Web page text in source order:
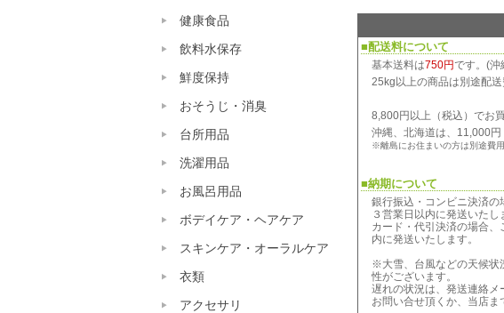
■配送料について
基本送料は750円です。(沖
25kg以上の商品は別途配送
8,800円以上（税込）でお
沖縄、北海道は、11,000
※離島にお住まいの方は別途費
■納期について
銀行振込・コンビニ決済の
３営業日以内に発送いたし
カード・代引決済の場合
内に発送いたします。
※大雪、台風などの天候状
性がございます。
遅れの状況は、発送連絡メ
お問い合せ頂くか、当店ま
健康食品
飲料水保存
鮮度保持
おそうじ・消臭
台所用品
洗濯用品
お風呂用品
ボデイケア・ヘアケア
スキンケア・オーラルケア
衣類
アクセサリ